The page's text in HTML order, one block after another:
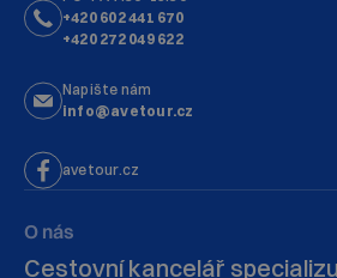
+420 602 441 670
+420 272 049 622
Napište nám
info@avetour.cz
avetour.cz
O nás
Cestovní kancelář